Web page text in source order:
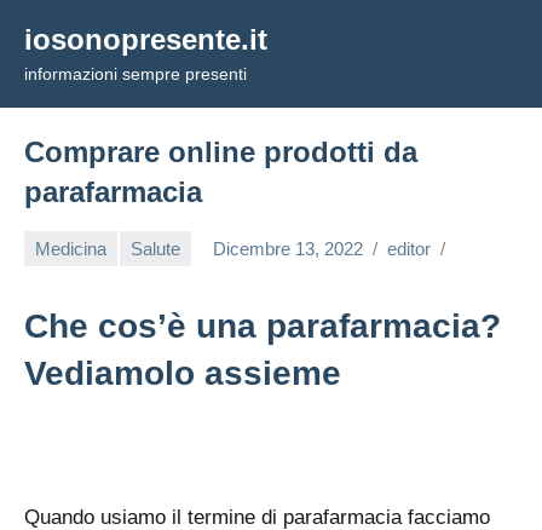
contenuto
iosonopresente.it
informazioni sempre presenti
Comprare online prodotti da
parafarmacia
Medicina Salute Dicembre 13, 2022 editor
Che cos’è una parafarmacia?
Vediamolo assieme
Quando usiamo il termine di parafarmacia facciamo